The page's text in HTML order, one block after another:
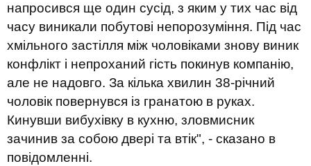
напросився ще один сусід, з яким у тих час від
часу виникали побутові непорозуміння. Під час
хмільного застілля між чоловіками знову виник
конфлікт і непроханий гість покинув компанію,
але не надовго. За кілька хвилин 38-річний
чоловік повернувся із гранатою в руках.
Кинувши вибухівку в кухню, зловмисник
зачинив за собою двері та втік", - сказано в
повідомленні.